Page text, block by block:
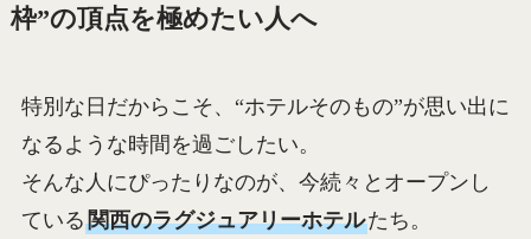
枠”の頂点を極めたい人へ
特別な日だからこそ、“ホテルそのもの”が思い出に
なるような時間を過ごしたい。
そんな人にぴったりなのが、今続々とオープンし
ている関西のラグジュアリーホテルたち。